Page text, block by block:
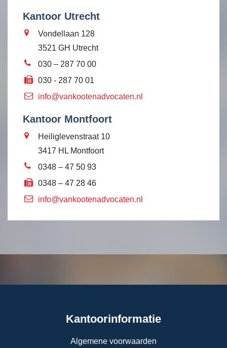
Kantoor Utrecht
Vondellaan 128
3521 GH Utrecht
030 – 287 70 00
030 - 287 70 01
info@vankootenadvocaten.nl
Kantoor Montfoort
Heiliglevenstraat 10
3417 HL Montfoort
0348 – 47 50 93
0348 – 47 28 46
info@vankootenadvocaten.nl
Kantoorinformatie
Algemene voorwaarden